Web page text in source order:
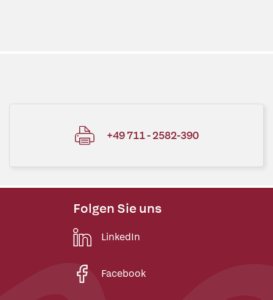
+49 711 - 2582-390
Folgen Sie uns
LinkedIn
Facebook